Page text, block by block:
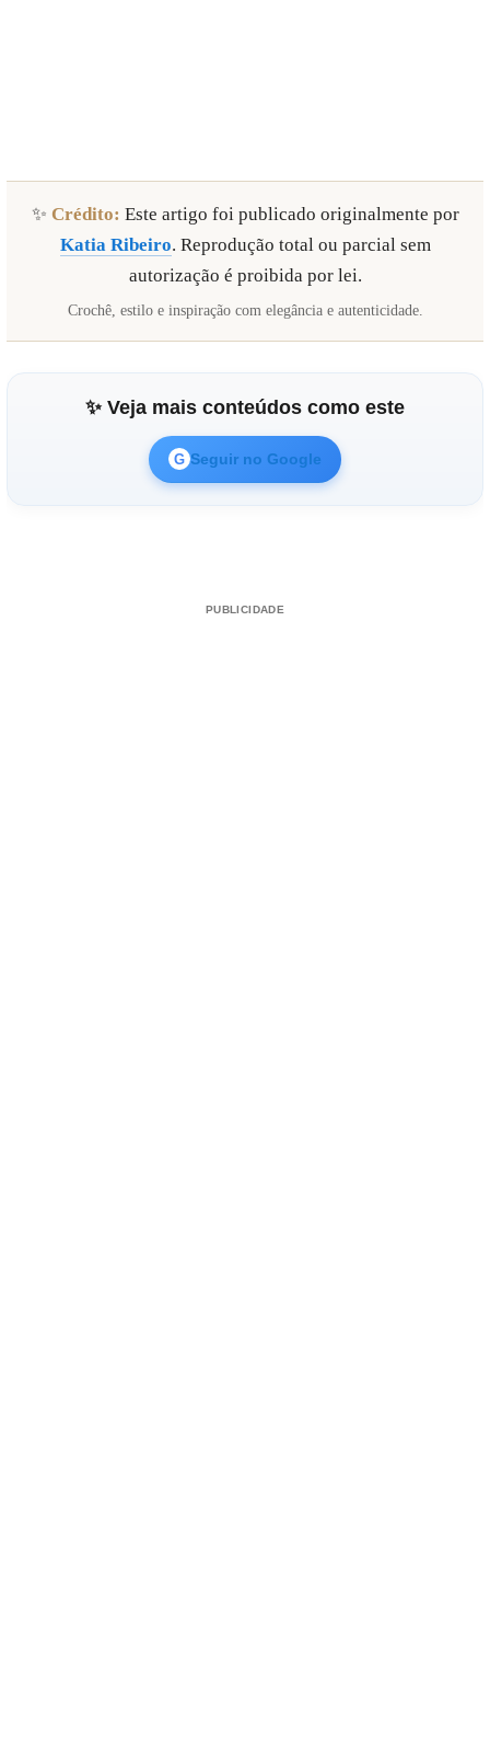
✨ Crédito: Este artigo foi publicado originalmente por
Katia Ribeiro. Reprodução total ou parcial sem
autorização é proibida por lei.
Crochê, estilo e inspiração com elegância e autenticidade.
✨ Veja mais conteúdos como este
G Seguir no Google
PUBLICIDADE